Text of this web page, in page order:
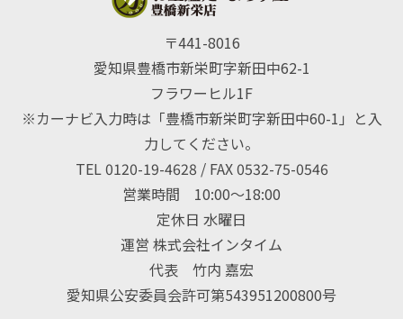
〒441-8016
愛知県豊橋市新栄町字新田中62-1
フラワーヒル1F
※カーナビ入力時は「豊橋市新栄町字新田中60-1」と入
力してください。
TEL 0120-19-4628 / FAX 0532-75-0546
営業時間 10:00〜18:00
定休日 水曜日
運営 株式会社インタイム
代表 竹内 嘉宏
愛知県公安委員会許可第543951200800号